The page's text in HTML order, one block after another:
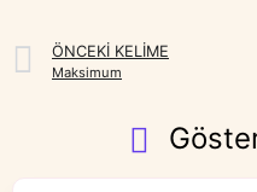
ÖNCEKI KELIME
Maksimum